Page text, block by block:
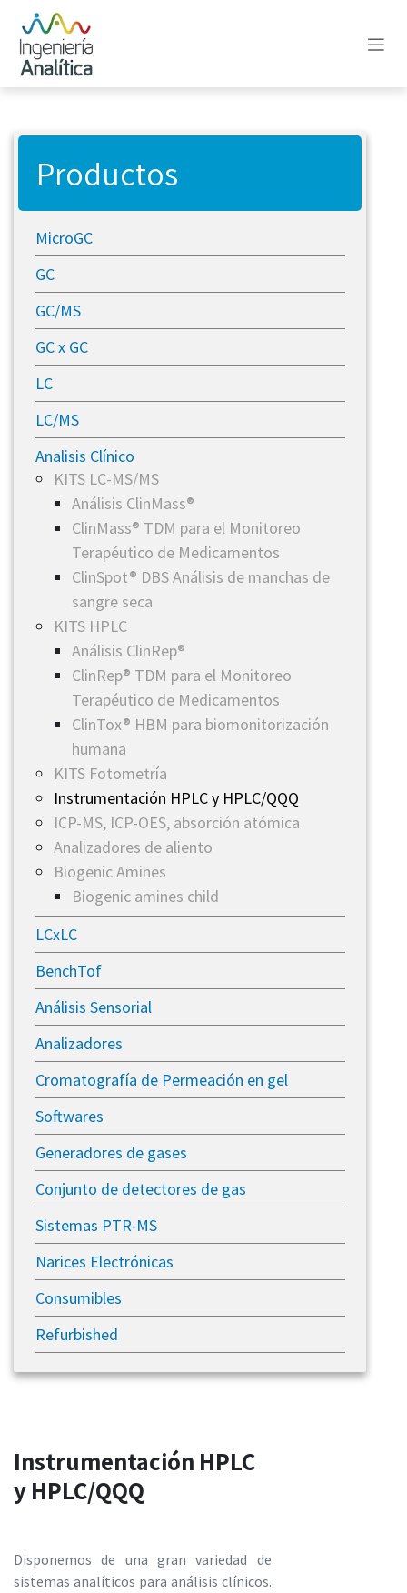
Ir al contenido
Productos
MicroGC
GC
GC/MS
GC x GC
LC
LC/MS
Analisis Clínico
KITS LC-MS/MS
Análisis ClinMass®
ClinMass® TDM para el Monitoreo
Terapéutico de Medicamentos
ClinSpot® DBS Análisis de manchas de
sangre seca
KITS HPLC
Análisis ClinRep®
ClinRep® TDM para el Monitoreo
Terapéutico de Medicamentos
ClinTox® HBM para biomonitorización
humana
KITS Fotometría
Instrumentación HPLC y HPLC/QQQ
​ICP-MS, ICP-OES, absorción atómica
Analizadores de aliento
Biogenic Amines
Biogenic amines child
LCxLC
BenchTof
Análisis Sensorial
Analizadores
Cromatografía de Permeación en gel
Softwares
Generadores de gases
​Conjunto de detectores de gas
Sistemas PTR-MS
Narices Electrónicas
Consumibles
Refurbished
Instrumentación HPLC
y HPLC/QQQ
Disponemos de una gran variedad de
sistemas analíticos para análisis clínicos.